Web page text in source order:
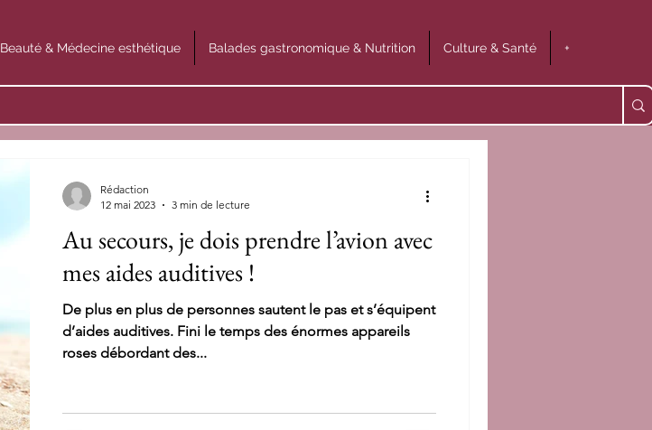
Beauté & Médecine esthétique Balades gastronomique & Nutrition Culture & Santé +
Au secours, je dois prendre l’avion avec
mes aides auditives !
De plus en plus de personnes sautent le pas et s’équipent
d’aides auditives. Fini le temps des énormes appareils
roses débordant des...
Rédaction
12 mai 2023
3 min de lecture